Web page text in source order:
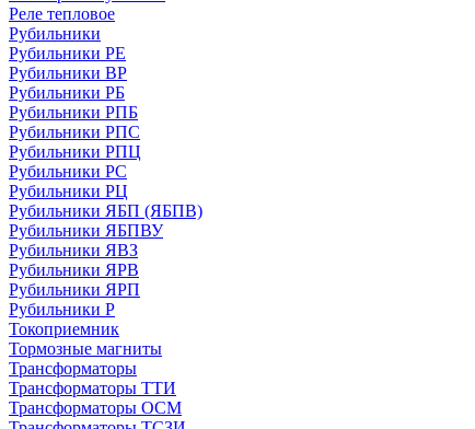
Реле тепловое
Рубильники
Рубильники РЕ
Рубильники ВР
Рубильники РБ
Рубильники РПБ
Рубильники РПС
Рубильники РПЦ
Рубильники РС
Рубильники РЦ
Рубильники ЯБП (ЯБПВ)
Рубильники ЯБПВУ
Рубильники ЯВЗ
Рубильники ЯРВ
Рубильники ЯРП
Рубильники Р
Токоприемник
Тормозные магниты
Трансформаторы
Трансформаторы ТТИ
Трансформаторы ОСМ